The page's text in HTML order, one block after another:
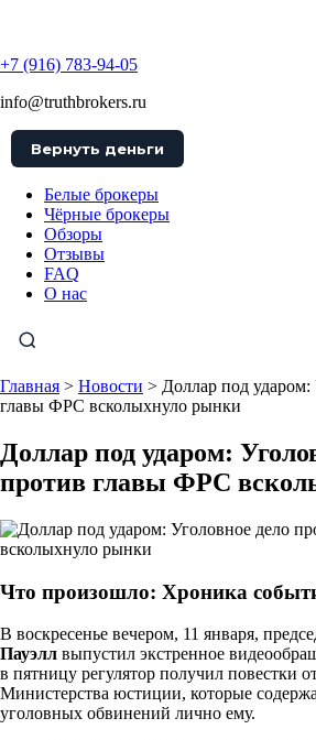
+7 (916) 783-94-05
info@truthbrokers.ru
Вернуть деньги
Белые брокеры
Чёрные брокеры
Обзоры
Отзывы
FAQ
О нас
Главная > Новости > Доллар под ударом:
главы ФРС всколыхнуло рынки
Доллар под ударом:
против главы ФРС
Что произошло: Хроника
В воскресенье вечером, 11 января,
Пауэлл выпустил экстренное
в пятницу регулятор получил повестки
Министерства юстиции, которые
уголовных обвинений лично ему.